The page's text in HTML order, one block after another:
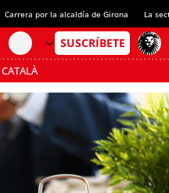
Carrera por la alcaldía de Girona La